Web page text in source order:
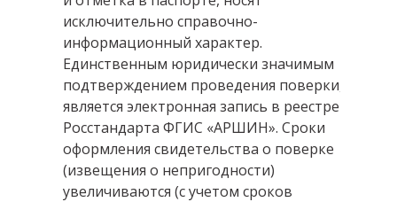
исключительно справочно-
информационный характер.
Единственным юридически значимым
подтверждением проведения поверки,
является электронная запись в реестре
Росстандарта ФГИС «АРШИН». Сроки
оформления свидетельства о поверке
(извещения о непригодности)
увеличиваются (с учетом сроков